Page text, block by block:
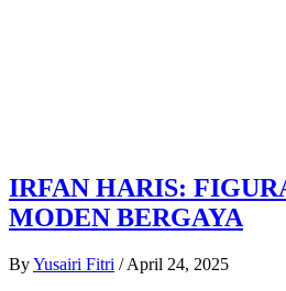
IRFAN HARIS:
MODEN BERGAYA
ByYusairi Fitri / April 24, 2025